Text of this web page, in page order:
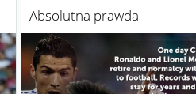
Absolutna prawda